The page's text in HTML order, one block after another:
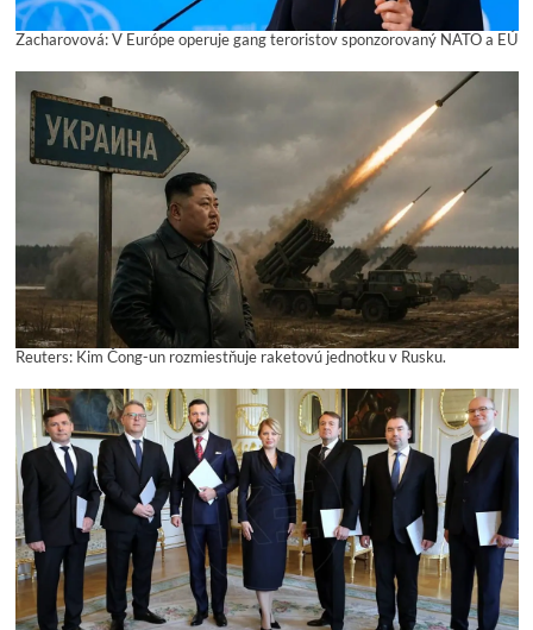
Zacharovová: V Európe operuje gang teroristov sponzorovaný NATO a EÚ
Reuters: Kim Čong-un rozmiestňuje raketovú jednotku v Rusku.